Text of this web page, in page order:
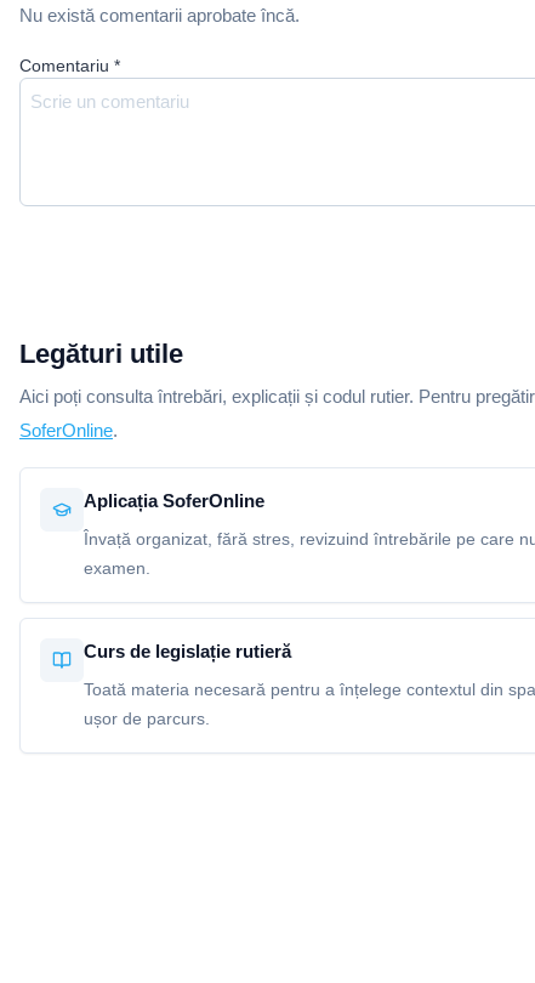
Nu există comentarii aprobate încă.
Comentariu *
Legături utile
Aici poți consulta întrebări, explicații și codul rutier. Pentru
SoferOnline.
Aplicația SoferOnline
Învață organizat, fără stres, revizuind întrebările pe care
examen.
Curs de legislație rutieră
Toată materia necesară pentru a înțelege contextul din
ușor de parcurs.